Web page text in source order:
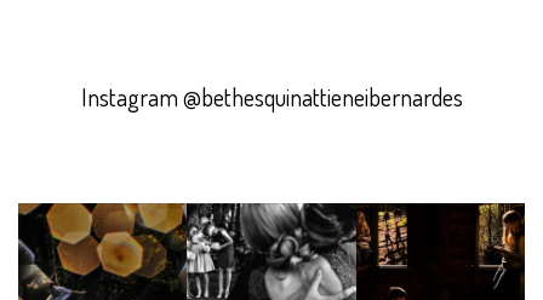
Instagram @bethesquinattieneibernardes